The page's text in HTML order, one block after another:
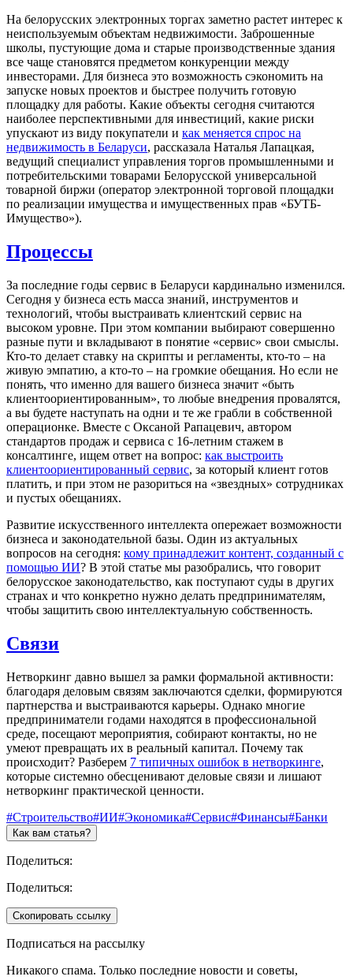
На белорусских электронных торгах заметно растет интерес к
неиспользуемым объектам недвижимости. Заброшенные
школы, пустующие дома и старые производственные здания
все чаще становятся предметом конкуренции между
инвесторами. Для бизнеса это возможность сэкономить на
запуске новых проектов и быстрее получить готовую
площадку для работы. Какие объекты сегодня считаются
наиболее перспективными для инвестиций, какие риски
упускают из виду покупатели и как меняется спрос на
недвижимость в Беларуси, рассказала Наталья Лапацкая,
ведущий специалист управления торгов промышленными и
потребительскими товарами Белорусской универсальной
товарной биржи (оператор электронной торговой площадки
по реализации имущества и имущественных прав «БУТБ-
Имущество»).
Процессы
За последние годы сервис в Беларуси кардинально изменился.
Сегодня у бизнеса есть масса знаний, инструментов и
технологий, чтобы выстраивать клиентский сервис на
высоком уровне. При этом компании выбирают совершенно
разные пути и вкладывают в понятие «сервис» свои смыслы.
Кто-то делает ставку на скрипты и регламенты, кто-то – на
живую эмпатию, а кто-то – на громкие обещания. Но если не
понять, что именно для вашего бизнеса значит «быть
клиентоориентированным», то любые внедрения провалятся,
а вы будете наступать на одни и те же грабли в собственной
операционке. Вместе с Оксаной Рапацевич, автором
стандартов продаж и сервиса с 16-летним стажем в
консалтинге, ищем ответ на вопрос: как выстроить
клиентоориентированный сервис, за который клиент готов
платить, и при этом не разориться на «звездных» сотрудниках
и пустых обещаниях.
Развитие искусственного интеллекта опережает возможности
бизнеса и законодательной базы. Один из актуальных
вопросов на сегодня: кому принадлежит контент, созданный с
помощью ИИ? В этой статье мы разобрались, что говорит
белорусское законодательство, как поступают суды в других
странах и что конкретно нужно делать предпринимателям,
чтобы защитить свою интеллектуальную собственность.
Связи
Нетворкинг давно вышел за рамки формальной активности:
благодаря деловым связям заключаются сделки, формируются
партнерства и выстраиваются карьеры. Однако многие
предприниматели годами находятся в профессиональной
среде, посещают мероприятия, собирают контакты, но не
умеют превращать их в реальный капитал. Почему так
происходит? Разберем 7 типичных ошибок в нетворкинге,
которые системно обесценивают деловые связи и лишают
нетворкинг практической ценности.
#Строительство#ИИ#Экономика#Сервис#Финансы#Банки
Как вам статья?
Поделиться:
Поделиться:
Скопировать ссылку
Подписаться на рассылку
Никакого спама. Только последние новости и советы,